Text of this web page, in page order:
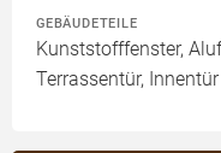
GEBÄUDETEILE
Kunststofffenster,
Terrassentür, Innentür